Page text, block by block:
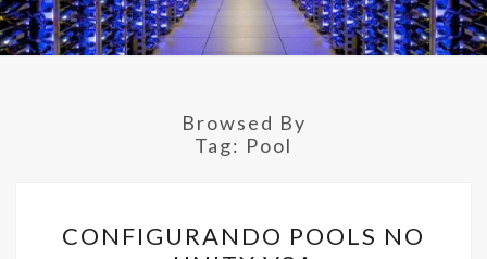
Browsed By
Tag: Pool
POOLS
CONFIGURANDO POOLS NO